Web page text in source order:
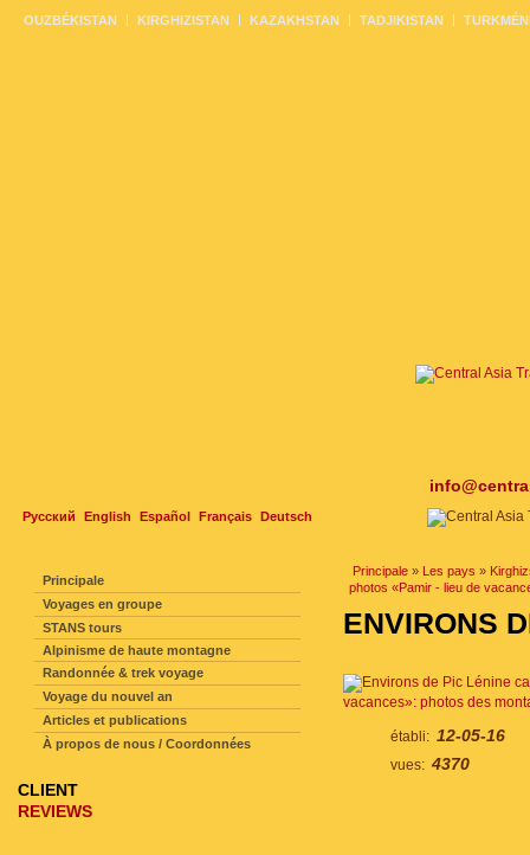
Русский English Español Français Deutsch
OUZBÉKISTAN KIRGHIZISTAN KAZAKHSTAN TADJIKISTAN
Principale » Les pays »
photos «Pamir - lieu de
ENVIRONS
vacances»: photos des
établi: 12-05-16
vues: 4370
Principale
Voyages en groupe
STANS tours
Alpinisme de haute montagne
Randonnée & trek voyage
Voyage du nouvel an
Articles et publications
À propos de nous / Coordonnées
CLIENT
REVIEWS